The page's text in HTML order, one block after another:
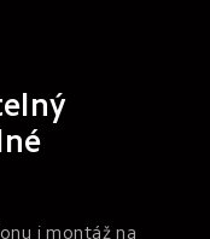
i montáž na